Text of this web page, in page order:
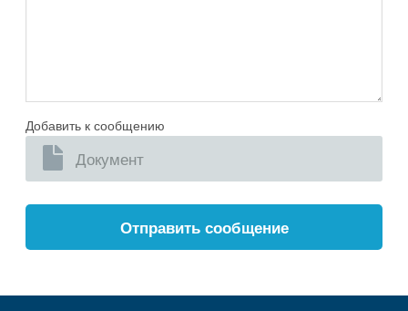
Добавить к сообщению
Документ